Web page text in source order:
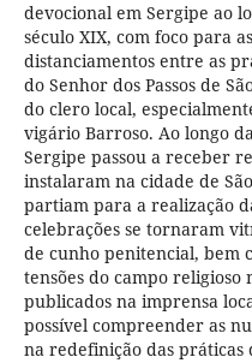
devocional em Sergipe ao
século XIX, com foco para
distanciamentos entre as
do Senhor dos Passos de
do clero local,
vigário Barroso. Ao longo
Sergipe passou a receber
instalaram na cidade de
partiam para a realização
celebrações se tornaram
de cunho penitencial, bem
tensões do campo
publicados na imprensa
possível compreender as
na redefinição das práticas